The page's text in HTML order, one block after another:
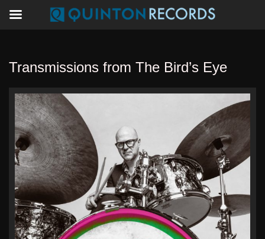
Transmissions from The Bird’s Eye